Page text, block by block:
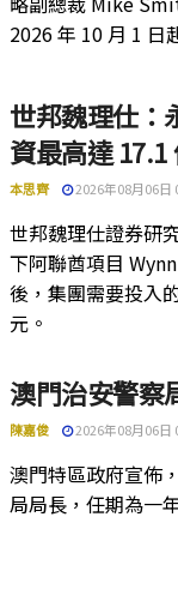
2026 年 10 月 1 日
世邦魏理仕：
資最高達 17.1
本思齊 2026年08月06日
世邦魏理仕證券研
下阿聯酋項目
後，集團需要投入
元。
澳門治安警察
陳嘉俊 2026年08月06日
澳門特區政府宣佈
局局長，任期為一